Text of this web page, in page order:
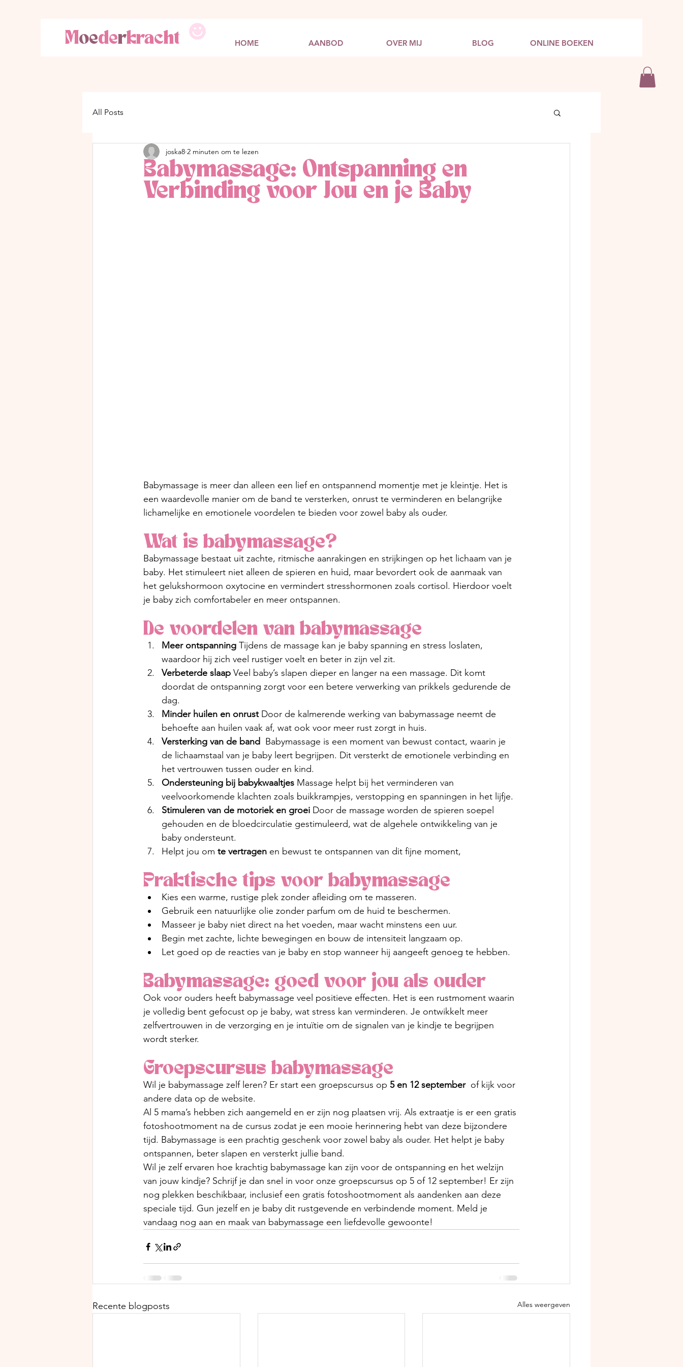
Moederkracht HOME AANBOD OVER MIJ BLOG ONLINE BOEKEN
All Posts
Babymassage: Ontspanning en
Verbinding voor Jou en je Baby
joska8 2 minuten om te lezen
Babymassage is meer dan alleen een lief en ontspannend momentje met je kleintje. Het is
een waardevolle manier om de band te versterken, onrust te verminderen en belangrijke
lichamelijke en emotionele voordelen te bieden voor zowel baby als ouder.
Wat is babymassage?
Babymassage bestaat uit zachte, ritmische aanrakingen en strijkingen op het lichaam van je
baby. Het stimuleert niet alleen de spieren en huid, maar bevordert ook de aanmaak van
het gelukshormoon oxytocine en vermindert stresshormonen zoals cortisol. Hierdoor voelt
je baby zich comfortabeler en meer ontspannen.
De voordelen van babymassage
Meer ontspanning Tijdens de massage kan je baby spanning en stress loslaten,
waardoor hij zich veel rustiger voelt en beter in zijn vel zit.
Verbeterde slaap Veel baby’s slapen dieper en langer na een massage. Dit komt
doordat de ontspanning zorgt voor een betere verwerking van prikkels gedurende de
dag.
Minder huilen en onrust Door de kalmerende werking van babymassage neemt de
behoefte aan huilen vaak af, wat ook voor meer rust zorgt in huis.
Versterking van de band Babymassage is een moment van bewust contact, waarin je
de lichaamstaal van je baby leert begrijpen. Dit versterkt de emotionele verbinding en
het vertrouwen tussen ouder en kind.
Ondersteuning bij babykwaaltjes Massage helpt bij het verminderen van
veelvoorkomende klachten zoals buikkrampjes, verstopping en spanningen in het lijfje.
Stimuleren van de motoriek en groei Door de massage worden de spieren soepel
gehouden en de bloedcirculatie gestimuleerd, wat de algehele ontwikkeling van je
baby ondersteunt.
Helpt jou om te vertragen en bewust te ontspannen van dit fijne moment,
Praktische tips voor babymassage
Kies een warme, rustige plek zonder afleiding om te masseren.
Gebruik een natuurlijke olie zonder parfum om de huid te beschermen.
Masseer je baby niet direct na het voeden, maar wacht minstens een uur.
Begin met zachte, lichte bewegingen en bouw de intensiteit langzaam op.
Let goed op de reacties van je baby en stop wanneer hij aangeeft genoeg te hebben.
Babymassage: goed voor jou als ouder
Ook voor ouders heeft babymassage veel positieve effecten. Het is een rustmoment waarin
je volledig bent gefocust op je baby, wat stress kan verminderen. Je ontwikkelt meer
zelfvertrouwen in de verzorging en je intuïtie om de signalen van je kindje te begrijpen
wordt sterker.
Groepscursus babymassage
Wil je babymassage zelf leren? Er start een groepscursus op 5 en 12 september
  of kijk voor
andere data op de website.
Al 5 mama’s hebben zich aangemeld en er zijn nog plaatsen vrij. Als extraatje is er een gratis
fotoshootmoment na de cursus zodat je een mooie herinnering hebt van deze bijzondere
tijd. Babymassage is een prachtig geschenk voor zowel baby als ouder. Het helpt je baby
ontspannen, beter slapen en versterkt jullie band.
Wil je zelf ervaren hoe krachtig babymassage kan zijn voor de ontspanning en het welzijn
van jouw kindje? Schrijf je dan snel in voor onze groepscursus op 5 of 12 september! Er zijn
nog plekken beschikbaar, inclusief een gratis fotoshootmoment als aandenken aan deze
speciale tijd. Gun jezelf en je baby dit rustgevende en verbindende moment. Meld je
vandaag nog aan en maak van babymassage een liefdevolle gewoonte!
Recente blogposts Alles weergeven